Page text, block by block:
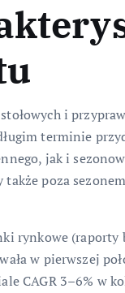
i
terminie
jak i
poza
rynkowe
w pierwszej
CAGR 3–6% w